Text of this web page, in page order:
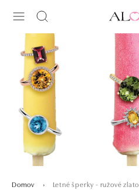
Domov Letné šperky - ružové zlato